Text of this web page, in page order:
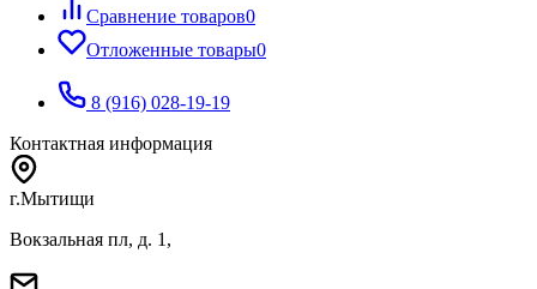
Сравнение товаров0
Отложенные товары0
8 (916) 028-19-19
Контактная информация
г.Мытищи
Вокзальная пл, д. 1,